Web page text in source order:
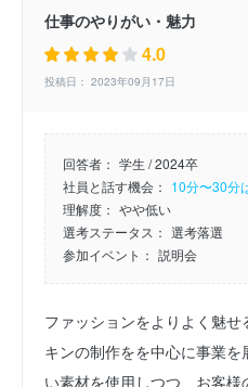
仕事のやりがい・魅力
4.0
投稿日： 2023年09月17日
回答者： 学生 / 2024卒
社員と話す機会： 10分〜30分
理解度： やや低い
選考ステータス： 選考落選
参加イベント： 説明会
ファッションをよりよく魅
キンの制作をを中心に事業
い素材を使用しつつ、お客